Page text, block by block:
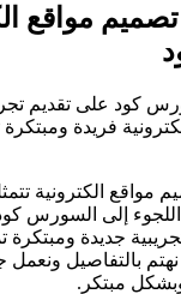
مواقع
على تقديم
فريدة
مواقع الكترونية
اللجوء إلى السورس
جديدة
نهتم بالتفاصيل
مبتكر.